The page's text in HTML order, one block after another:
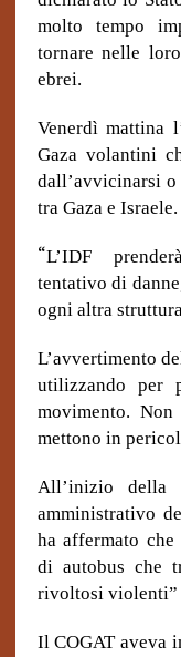
molto tempo
tornare nelle
ebrei.
Venerdì mattina
Gaza volantini
dall’avvicinarsi
tra Gaza e Israele.
“L’IDF
tentativo di
ogni altra
L’avvertimento
utilizzando per
movimento.
mettono in
All’inizio della
amministrativo
ha affermato che
di autobus che
rivoltosi violenti”
Il COGAT aveva